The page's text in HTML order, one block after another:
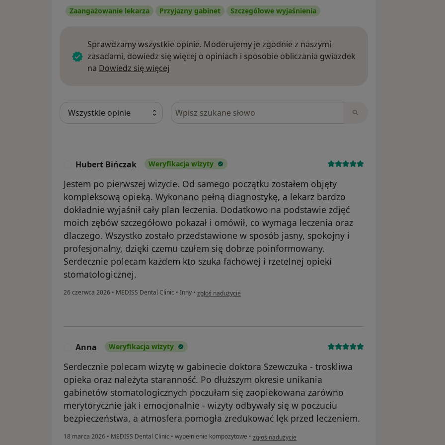
Zaangażowanie lekarza Przyjazny gabinet Szczegółowe wyjaśnienia
Sprawdzamy wszystkie opinie. Moderujemy je zgodnie z naszymi
zasadami, dowiedz się więcej o opiniach i sposobie obliczania gwiazdek
na Dowiedz się więcej
Szukaj w opiniach
Hubert Bińczak Weryfikacja wizyty
Jestem po pierwszej wizycie. Od samego początku zostałem objęty
kompleksową opieką. Wykonano pełną diagnostykę, a lekarz bardzo
dokładnie wyjaśnił cały plan leczenia. Dodatkowo na podstawie zdjęć
moich zębów szczegółowo pokazał i omówił, co wymaga leczenia oraz
dlaczego. Wszystko zostało przedstawione w sposób jasny, spokojny i
profesjonalny, dzięki czemu czułem się dobrze poinformowany.
Serdecznie polecam każdem kto szuka fachowej i rzetelnej opieki
stomatologicznej.
26 czerwca 2026 • MEDISS Dental Clinic • Inny • w opinii użytkownika Hubert Bińczak
zgłoś nadużycie
Anna Weryfikacja wizyty
Serdecznie polecam wizytę w gabinecie doktora Szewczuka - troskliwa
opieka oraz należyta staranność. Po dłuższym okresie unikania
gabinetów stomatologicznych poczułam się zaopiekowana zarówno
merytorycznie jak i emocjonalnie - wizyty odbywały się w poczuciu
bezpieczeństwa, a atmosfera pomogła zredukować lęk przed leczeniem.
18 marca 2026 • MEDISS Dental Clinic • wypełnienie kompozytowe • w opinii użytkownika Anna
zgłoś nadużycie